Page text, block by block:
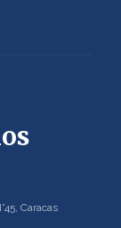
Caracas